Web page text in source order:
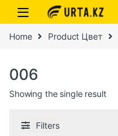
Home Product Цвет
006
Showing the single result
Filters